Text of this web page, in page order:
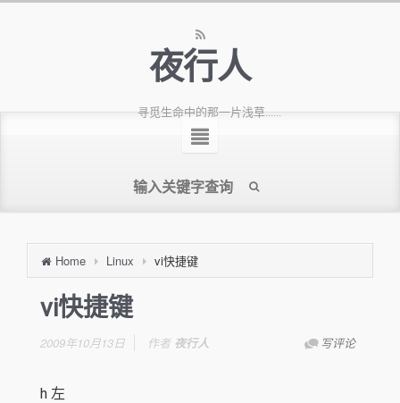
夜行人
寻觅生命中的那一片浅草......
Home Linux vi快捷键
vi快捷键
2009年10月13日 写评论
作者 夜行人
h 左